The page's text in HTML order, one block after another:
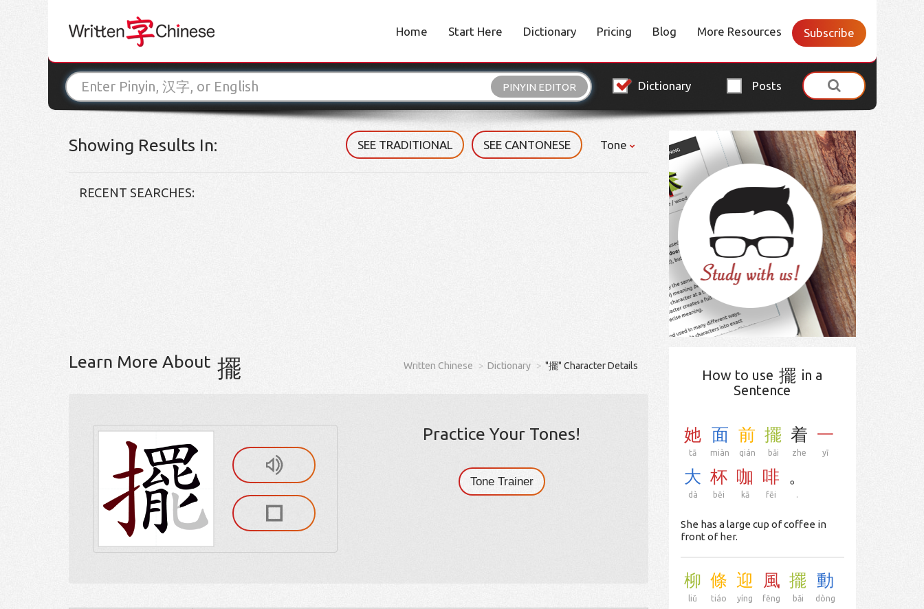
Home Start Here Dictionary Pricing Blog More Resources Subscribe
PINYIN EDITOR Dictionary Posts
Showing Results In: SEE TRADITIONAL SEE CANTONESE Tone
RECENT SEARCHES:
Learn More About 擺 Written Chinese Dictionary "擺" Character Details
Practice Your Tones!
Tone Trainer
How to use 擺 in a
Sentence
她
tā
面
miàn
前
qián
擺
bǎi
着
zhe
一
yī
大
dà
杯
bēi
咖
kā
啡
fēi
。
.
She has a large cup of coffee in
front of her.
柳
liǔ
條
tiáo
迎
yíng
風
fēng
擺
bǎi
動
dòng